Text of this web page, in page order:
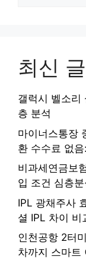
최신 글
갤럭시 벨소리
층 분석
마이너스통장
환 수수료 없
비과세연금보
입 조건 심층
IPL 광채주사
셜 IPL 차이
인천공항 2터
차까지 스마트